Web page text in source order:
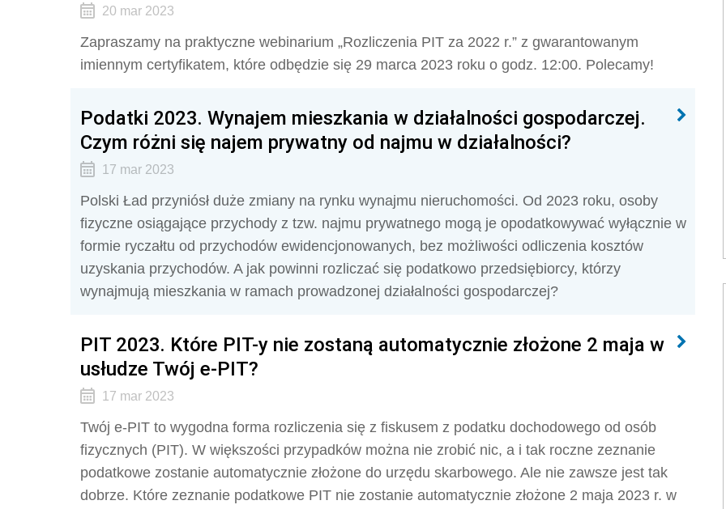
20 mar 2023
Zapraszamy na praktyczne webinarium „Rozliczenia PIT za 2022 r.” z gwarantowanym
imiennym certyfikatem, które odbędzie się 29 marca 2023 roku o godz. 12:00. Polecamy!
Podatki 2023. Wynajem mieszkania w działalności gospodarczej.
Czym różni się najem prywatny od najmu w działalności?
17 mar 2023
Polski Ład przyniósł duże zmiany na rynku wynajmu nieruchomości. Od 2023 roku, osoby
fizyczne osiągające przychody z tzw. najmu prywatnego mogą je opodatkowywać wyłącznie w
formie ryczałtu od przychodów ewidencjonowanych, bez możliwości odliczenia kosztów
uzyskania przychodów. A jak powinni rozliczać się podatkowo przedsiębiorcy, którzy
wynajmują mieszkania w ramach prowadzonej działalności gospodarczej?
PIT 2023. Które PIT-y nie zostaną automatycznie złożone 2 maja w
usłudze Twój e-PIT?
17 mar 2023
Twój e-PIT to wygodna forma rozliczenia się z fiskusem z podatku dochodowego od osób
fizycznych (PIT). W większości przypadków można nie zrobić nic, a i tak roczne zeznanie
podatkowe zostanie automatycznie złożone do urzędu skarbowego. Ale nie zawsze jest tak
dobrze. Które zeznanie podatkowe PIT nie zostanie automatycznie złożone 2 maja 2023 r. w